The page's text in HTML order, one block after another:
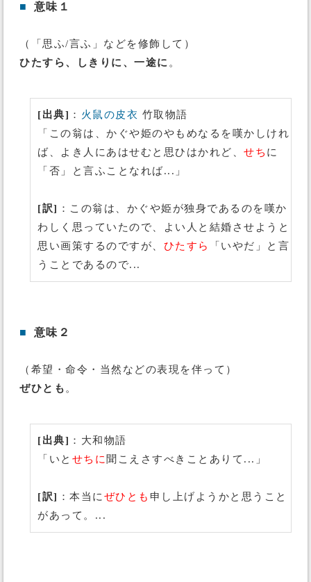
■ 意味１
（「思ふ/言ふ」などを修飾して）
ひたすら、しきりに、一途に 。
[出典] ： 火鼠の皮衣 竹取物語
「この翁は、かぐや姫のやもめなるを嘆かしけれ
ば、よき人にあはせむと思ひはかれど、 せち に
「否」と言ふことなれば...」
[訳] ：この翁は、かぐや姫が独身であるのを嘆か
わしく思っていたので、よい人と結婚させようと
思い画策するのですが、 ひたすら
「いやだ」と言
うことであるので...
■ 意味２
（希望・命令・当然などの表現を伴って）
ぜひとも 。
[出典] ：大和物語
「いと せちに 聞こえさすべきことありて...」
[訳] ：本当に ぜひとも 申し上げようかと思うこと
があって。...